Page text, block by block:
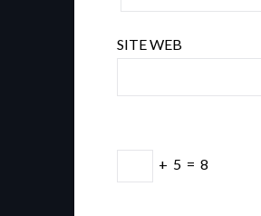
SITE WEB
+ 5 = 8